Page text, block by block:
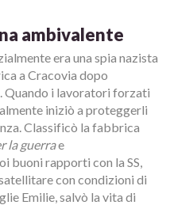
ambivalente
era una spia nazista
a Cracovia dopo
Quando i lavoratori forzati
iniziò a proteggerli
Classificò la fabbrica
la guerrae
buoni rapporti con la SS,
con condizioni di
Emilie, salvò la vita di